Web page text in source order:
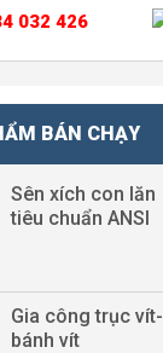
032 426
BÁN CHẠY
Sên xích con lăn
tiêu chuẩn ANSI
Gia công trục vít-
bánh vít